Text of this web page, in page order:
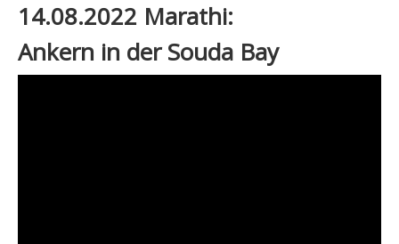
14.08.2022 Marathi:
Ankern in der Souda Bay